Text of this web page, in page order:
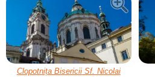
Clopotnița Bisericii Sf. Nicolai